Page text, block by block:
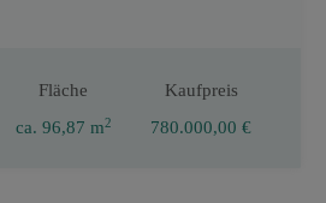
Fläche
ca. 96,87 m2
Kaufpreis
780.000,00 €